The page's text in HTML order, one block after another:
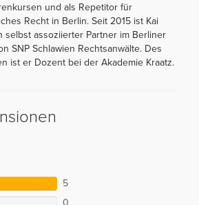
und als Repetitor für
Recht in Berlin. Seit 2015 ist Kai
selbst assoziierter Partner im Berliner
SNP Schlawien Rechtsanwälte. Des
ist er Dozent bei der Akademie Kraatz.
5
0